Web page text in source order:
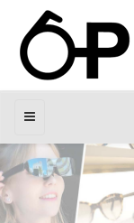
منو